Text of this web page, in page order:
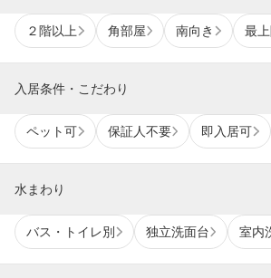
２階以上 角部屋 南向き 最
入居条件・こだわり
ペット可 保証人不要 即入居可
水まわり
バス・トイレ別 独立洗面台 室内